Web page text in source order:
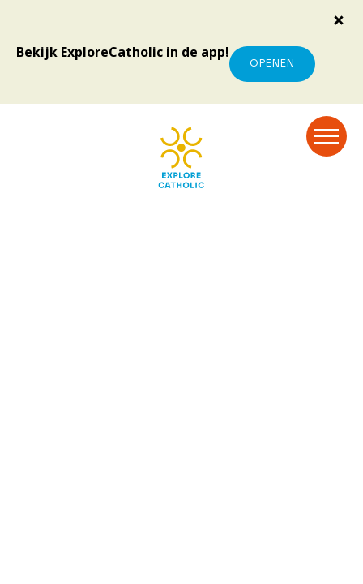
Bekijk ExploreCatholic in de app!
OPENEN